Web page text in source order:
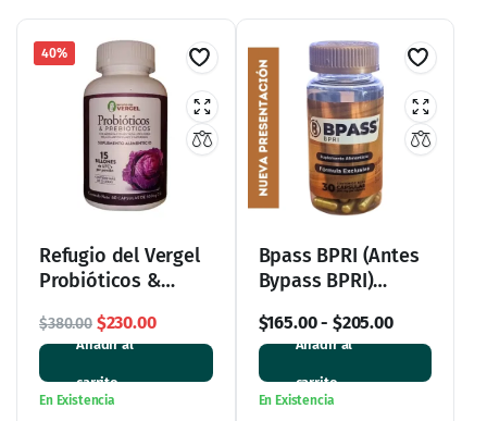
40%
Refugio del Vergel
Probióticos &
Morada – 60
Cápsulas de 500
mg
$380.00 El
precio
original
era:
$230.00El
precio
Añadir al
carrito
En Existencia
Bpass BPRI (Antes
Bypass BPRI)
Intestinal y Control
de Peso – 30
Cápsulas
$165.00- $205.00
Añadir al
carrito
En Existencia